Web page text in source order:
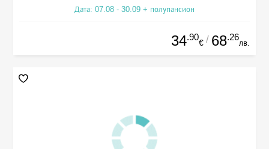
Дата: 07.08 - 30.09 + полупансион
34.90
€ / 68.26
лв.